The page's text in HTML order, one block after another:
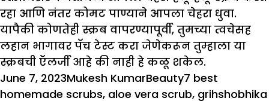
रहा आणि नंतर कोमट पाण्याने आपला चेहरा धुवा.
यापैकी कोणतेही स्क्रब वापरण्यापूर्वी, तुमच्या त्वचेसह
लहान भागावर पॅच टेस्ट करा जेणेकरून तुम्हाला या
स्क्रबची ऍलर्जी आहे की नाही हे कळू शकेल.
Posted
on
June 7, 2023Author
Mukesh KumarCategories
BeautyTags
7 best
homemade scrubs, aloe vera scrub, grihshobhika